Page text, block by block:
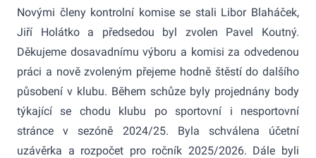
Novými členy kontrolní komise se stali Libor Blaháček,
Jiří Holátko a předsedou byl zvolen Pavel Koutný.
Děkujeme dosavadnímu výboru a komisi za odvedenou
práci a nově zvoleným přejeme hodně štěstí do dalšího
působení v klubu. Během schůze byly projednány body
týkající se chodu klubu po sportovní i nesportovní
stránce v sezóně 2024/25. Byla schválena účetní
uzávěrka a rozpočet pro ročník 2025/2026. Dále byli